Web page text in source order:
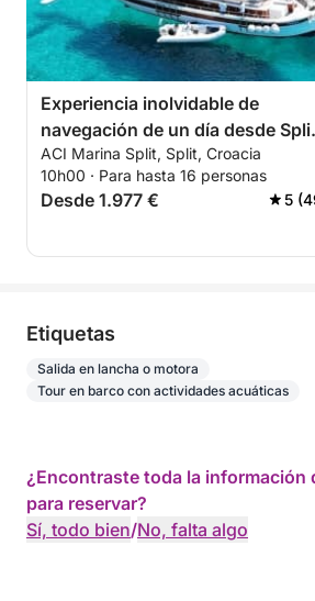
Experiencia inolvidable de
navegación de un día desde Split
a la isla de Hvar o desde Hvar a la
isla de Pakleni
ACI Marina Split, Split, Croacia
10h00 · Para hasta 16 personas
Desde 1.977 € 5
Etiquetas
Salida en lancha o motora
Tour en barco con actividades acuáticas
¿Encontraste toda la información
para reservar?
Sí, todo bien/No, falta algo